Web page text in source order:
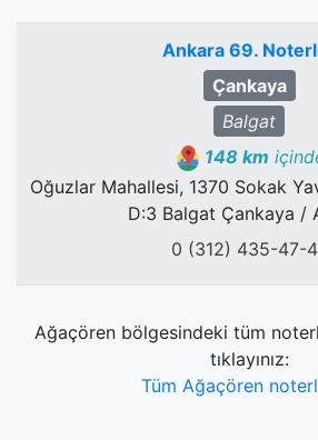
Ankara 69.
Çankaya
Balgat
148 km
Oğuzlar Mahallesi, 1370 Sokak
D:3 Balgat Çankaya /
0 (312) 435-47-
Ağaçören bölgesindeki tüm
tıklayınız:
Tüm Ağaçören